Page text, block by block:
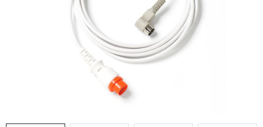
Obchodné podmienky GDPR